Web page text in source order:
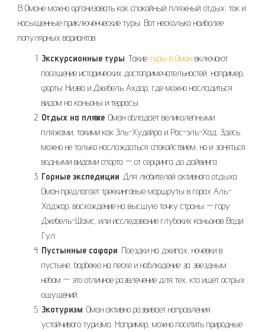
В Омане можно организовать как спокойный пляжный отдых, так и
насыщенные приключенческие туры. Вот несколько наиболее
популярных вариантов:
Экскурсионные туры. Такие туры в Оман включают
посещение исторических достопримечательностей, например,
форты Низва и Джебель Ахдар, где можно насладиться
видом на каньоны и террасы.
Отдых на пляже. Оман обладает великолепными
пляжами, такими как Эль-Худейра и Рас-эль-Хад. Здесь
можно не только наслаждаться спокойствием, но и заняться
водными видами спорта — от серфинга до дайвинга.
Горные экспедиции. Для любителей активного отдыха
Оман предлагает треккинговые маршруты в горах Аль-
Хаджар, восхождение на высшую точку страны — гору
Джебель-Шамс, или исследование глубоких каньонов Вади
Гул.
Пустынные сафари. Поездки на джипах, ночевки в
пустыне, барбекю на песке и наблюдение за звездным
небом — это отличное развлечение для тех, кто ищет острых
ощущений.
Экотуризм. Оман активно развивает направления
устойчивого туризма. Например, можно посетить природные